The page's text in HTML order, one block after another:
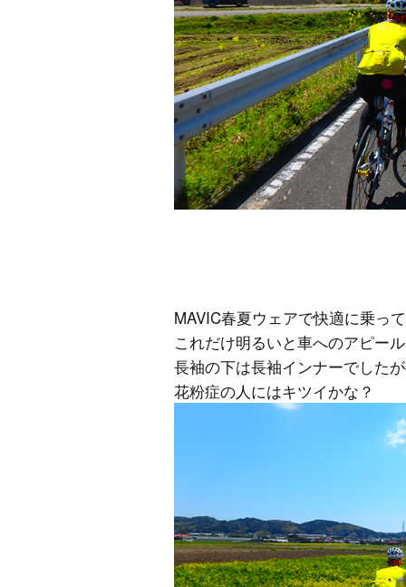
MAVIC春夏ウェアで快適に乗っ
これだけ明るいと車へのアピー
長袖の下は長袖インナーでした
花粉症の人にはキツイかな？